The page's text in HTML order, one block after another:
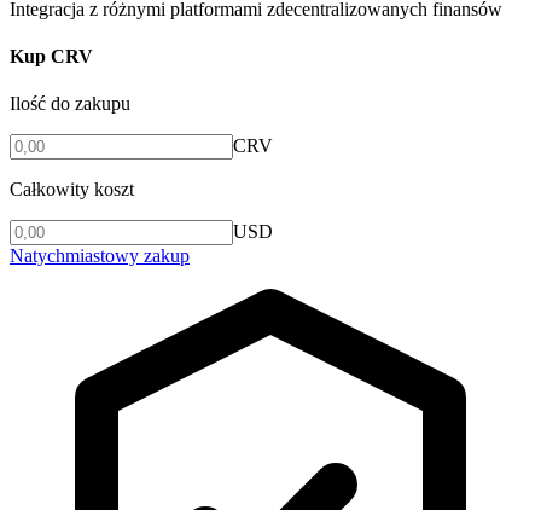
Integracja z różnymi platformami zdecentralizowanych finansów
Kup CRV
Ilość do zakupu
CRV
Całkowity koszt
USD
Natychmiastowy zakup